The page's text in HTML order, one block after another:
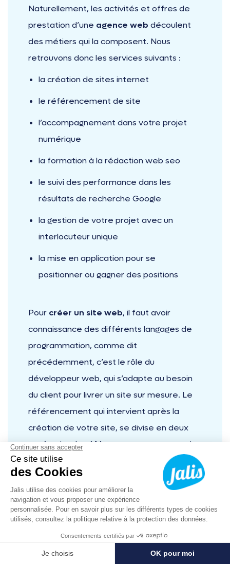
Naturellement, les activités et offres de
prestation d’une agence web découlent
des métiers qui la composent. Nous
retrouvons donc les services suivants :
la création de sites internet
le référencement de site
l’accompagnement dans votre projet
numérique
la formation à la rédaction web seo
le suivi des performance dans les
résultats de recherche Google
la gestion de votre projet avec un
interlocuteur unique
la mise en application pour se
positionner ou gagner des positions
Pour créer un site web, il faut avoir
connaissance des différents langages de
programmation, comme dit
précédemment, c’est le rôle du
développeur web, qui s’adapte au besoin
du client pour livrer un site sur mesure. Le
référencement qui intervient après la
création de votre site, se divise en deux
catégories, le référencement payant qui
consiste à payer pour apparaître dans les
pages de résultats d’un moteur de
recherche. Le référencement naturel est
lui gratuit, mais demande du temps et des
connaissances spécifiques, c’est pourquoi il
est préférable d’être accompagné dans ce
domaine. Enfin, une
agence de
04 12 16 07 53 Prendre RDV